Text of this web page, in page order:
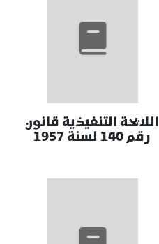
اللايحة التنفيذية قانون
رقم 140 لسنة 1957